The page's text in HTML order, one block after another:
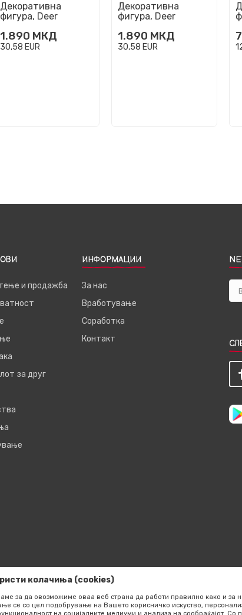
Декоративна
фигура, Deer
1.890 МКД
30,58 EUR
Декоративна
фигура, Deer
1.890 МКД
30,58 EUR
и продажба
за друг
ИНФОРМАЦИИ
За нас
Вработување
Соработка
Контакт
колачиња (cookies)
за да овозможиме оваа веб страна да работи правилно како и за
се со цел подобрување на Вашето корисничко искуство,